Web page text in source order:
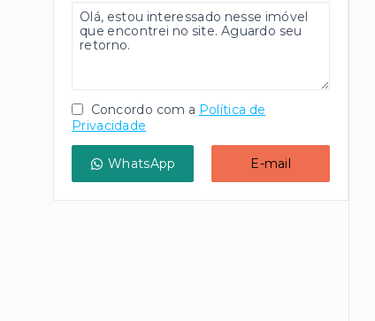
Concordo com a Política de
Privacidade
WhatsApp E-mail